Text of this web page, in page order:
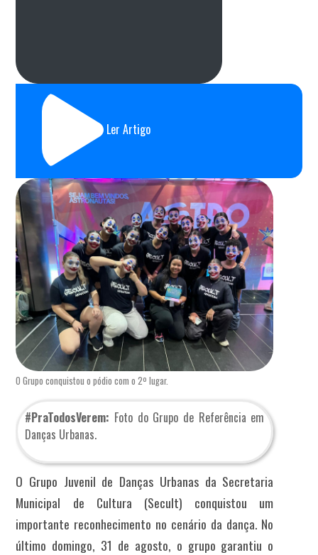
Ler Artigo
O Grupo conquistou o pódio com o 2º lugar.
#PraTodosVerem: Foto do Grupo de Referência em
Danças Urbanas.
O Grupo Juvenil de Danças Urbanas da Secretaria
Municipal de Cultura (Secult) conquistou um
importante reconhecimento no cenário da dança. No
último domingo, 31 de agosto, o grupo garantiu o